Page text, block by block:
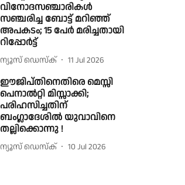
വിനോദസഞ്ചാരികൾ
സഞ്ചരിച്ച ബോട്ട് മറിഞ്ഞ്
അപകടം; 15 പേര്‍ മരിച്ചതായി
റിപ്പോര്‍ട്ട്
ന്യൂസ് ഡെസ്ക് 11 Jul 2026
ഈജിപ്തിനെതിരെ മെസ്സി
പെനാല്‍റ്റി മിസ്സാക്കി;
പരിഹസിച്ചതിന്
ബംഗ്ലാദേശില്‍ യുവാവിനെ
തല്ലിക്കൊന്നു !
ന്യൂസ് ഡെസ്ക് 10 Jul 2026